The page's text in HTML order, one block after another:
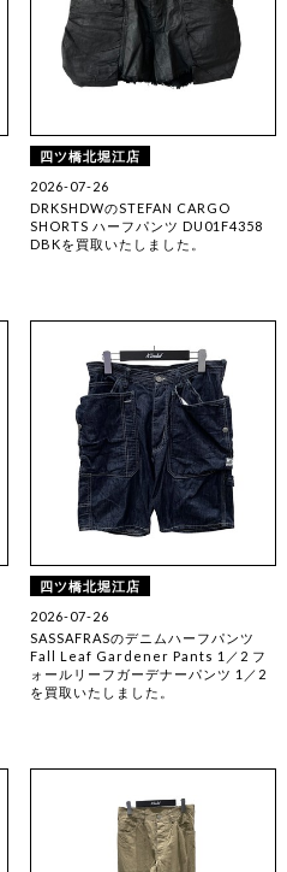
四ツ橋北堀江店
2026-07-26
DRKSHDWのSTEFAN CARGO
SHORTS ハーフパンツ DU01F4358
DBKを買取いたしました。
四ツ橋北堀江店
2026-07-26
SASSAFRASのデニムハーフパンツ
Fall Leaf Gardener Pants 1／2 フ
ォールリーフガーデナーパンツ 1／2
を買取いたしました。